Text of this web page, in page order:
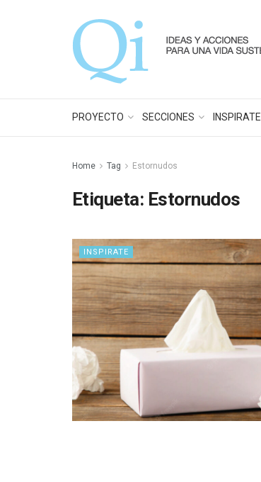
PROYECTO SECCIONES INSPIRATE
Home Tag Estornudos
Etiqueta: Estornudos
INSPIRATE